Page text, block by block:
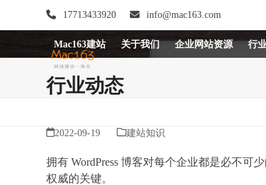
17713433920 info@mac163.com
Mac163建站 关于我们 企业网站资源 行
行业动态
2022-09-19 建站知识
拥有 WordPress 博客对每个企业都是必不可
权威的关键。